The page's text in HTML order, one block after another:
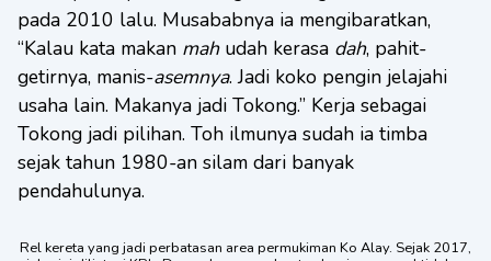
pada 2010 lalu. Musababnya ia mengibaratkan,
“Kalau kata makan mahudah kerasa dah, pahit-
getirnya, manis-asemnya. Jadi koko pengin jelajahi
usaha lain. Makanya jadi Tokong.” Kerja sebagai
Tokong jadi pilihan. Toh ilmunya sudah ia timba
sejak tahun 1980-an silam dari banyak
pendahulunya.
Rel kereta yang jadi perbatasan area permukiman Ko Alay. Sejak 2017,